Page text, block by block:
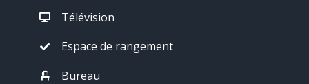
Espace de rangement
Bureau
Télévision